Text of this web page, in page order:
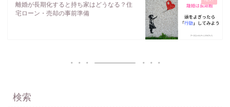
離婚が長期化すると持ち家はどうなる？住
宅ローン・売却の事前準備
検索